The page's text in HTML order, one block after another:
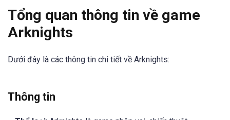
Tổng quan thông tin về game
Arknights
Dưới đây là các thông tin chi tiết về Arknights:
Thông tin